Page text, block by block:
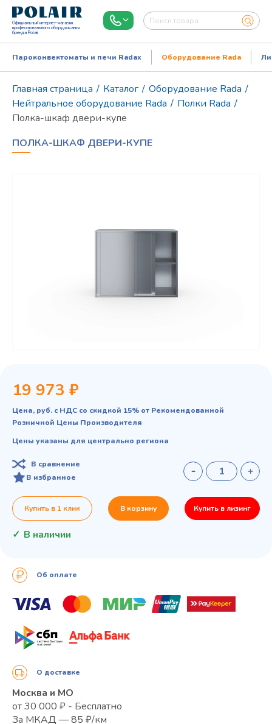
Официальный интернет-магазин
профессионального оборудования
бренда Polair
Пароконвектоматы и печи Radax Оборудование Rada
Главная страница / Каталог / Оборудование Rada /
Нейтральное оборудование Rada / Полки Rada /
Полка-шкаф двери-купе
ПОЛКА-ШКАФ ДВЕРИ-КУПЕ
19 973 ₽
Цена, руб. с НДС со скидкой 15% от Рекомендованной
Розничной Цены Производителя
Цены указаны для центрально региона
В сравнение
В избранное
Купить в 1 клик В корзину Купить в лизинг
В наличии
Об оплате
О доставке
Москва и МО
от 30 000 ₽ - Бесплатно
За МКАД — 85 ₽/км